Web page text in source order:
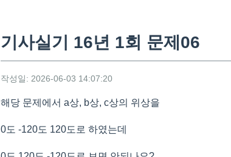
기사실기 16년 1회 문제06
작성일: 2026-06-03 14:07:20
해당 문제에서 a상, b상, c상의 위상을
0도 -120도 120도로 하였는데